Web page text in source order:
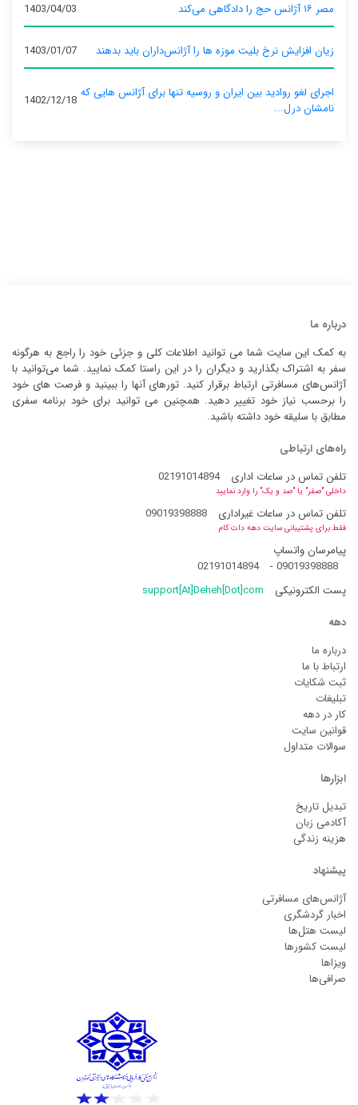
مصر ۱۶ آژانس حج را دادگاهی می‌کند 1403/04/03
زیان افزایش نرخ بلیت موزه ها را آژانس‌داران باید بدهند 1403/01/07
اجرای لغو روادید بین ایران و روسیه تنها برای آژانس‌ هایی که
نامشان درل...
1402/12/18
درباره ما
به کمک این سایت شما می توانید اطلاعات کلی و جزئی خود را راجع به هرگونه
سفر به اشتراک بگذارید و دیگران را در این راستا کمک نمایید. شما می‌توانید با
آژانس‌های مسافرتی ارتباط برقرار کنید. تورهای آنها را ببینید و فرصت های خود
را برحسب نیاز خود تغییر دهید. همچنین می توانید برای خود برنامه سفری
مطابق با سلیقه خود داشته باشید.
راه‌های ارتباطی
تلفن تماس در ساعات اداری
02191014894
داخلی "صفر" یا "صد و یک" را وارد نمایید
تلفن تماس در ساعات غیراداری 09019398888
فقط برای پشتیبانی سایت دهه دات کام
پیامرسان واتساپ
09019398888
-
02191014894
پست الکترونیکی
support[At]Deheh[Dot]com
دهه
درباره ما
ارتباط با ما
ثبت شکایات
تبلیغات
کار در دهه
قوانین سایت
سوالات متداول
ابزارها
تبدیل تاریخ
آکادمی زبان
هزینه زندگی
پیشنهاد
آژانس‌های مسافرتی
اخبار گردشگری
لیست هتل‌ها
لیست کشورها
ویزاها
صرافی‌ها